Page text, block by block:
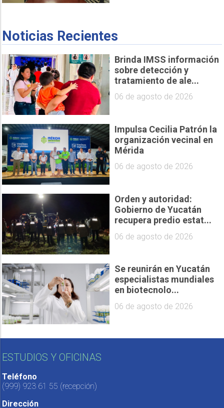
Noticias Recientes
Brinda IMSS información
sobre detección y
tratamiento de ale...
06 de agosto de 2026
Impulsa Cecilia Patrón la
organización vecinal en
Mérida
06 de agosto de 2026
Orden y autoridad:
Gobierno de Yucatán
recupera predio estat...
06 de agosto de 2026
Se reunirán en Yucatán
especialistas mundiales
en biotecnolo...
06 de agosto de 2026
ESTUDIOS Y OFICINAS
Teléfono
(999) 923 61 55 (recepción)
Dirección